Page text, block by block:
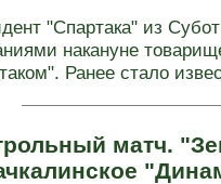
"Спартака" из
накануне
Ранее стало
матч.